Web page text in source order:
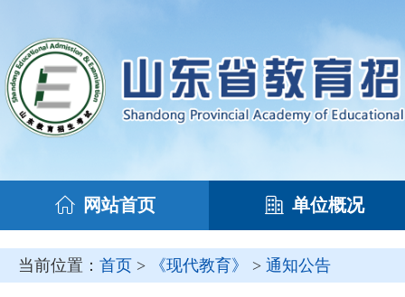
网站首页 单位概况
当前位置： 首页 > 《现代教育》 > 通知公告